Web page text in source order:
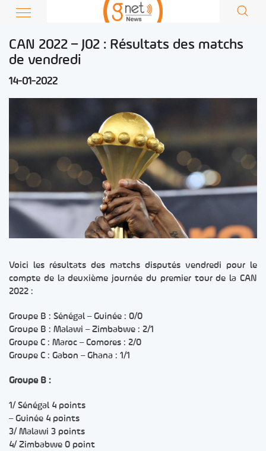
CAN 2022 – J02 : Résultats des matchs
de vendredi
14-01-2022
Voici les résultats des matchs disputés vendredi pour le
compte de la deuxième journée du premier tour de la CAN
2022 :
Groupe B : Sénégal – Guinée : 0/0
Groupe B : Malawi – Zimbabwe : 2/1
Groupe C : Maroc – Comores : 2/0
Groupe C : Gabon – Ghana : 1/1
Groupe B :
1/ Sénégal 4 points
– Guinée 4 points
3/ Malawi 3 points
4/ Zimbabwe 0 point